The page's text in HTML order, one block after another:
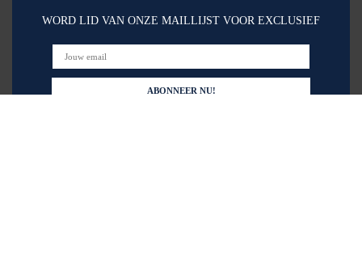
WORD LID VAN ONZE MAILLIJST VOOR EXCLUSIEF